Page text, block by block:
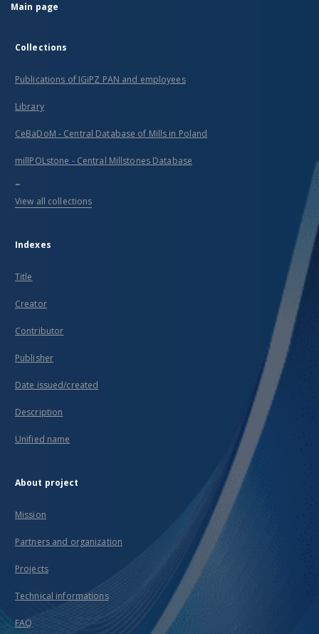
Main page
Collections
Publications of IGiPZ PAN and employees
Library
CeBaDoM - Central Database of Mills in Poland
millPOLstone - Central Millstones Database
...
View all collections
Indexes
Title
Creator
Contributor
Publisher
Date issued/created
Description
Unified name
About project
Mission
Partners and organization
Projects
Technical informations
FAQ